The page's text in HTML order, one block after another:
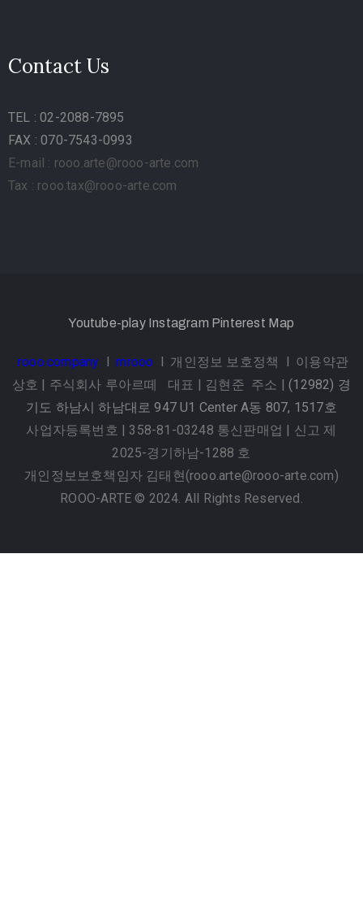
Contact Us
TEL : 02-2088-7895
FAX : 070-7543-0993
E-mail : rooo.arte@rooo-arte.com
Tax : rooo.tax@rooo-arte.com
Youtube-play Instagram Pinterest Map
rooo.company lmrooo l 개인정보 보호정책 l 이용약관
상호 | 주식회사 루아르떼 대표 | 김현준 주소 |(12982) 경
기도 하남시 하남대로 947 U1 Center A동 807, 1517호
사업자등록번호 | 358-81-03248 통신판매업 | 신고 제
2025-경기하남-1288 호
개인정보보호책임자 김태현(rooo.arte@rooo-arte.com)
ROOO-ARTE © 2024. All Rights Reserved.